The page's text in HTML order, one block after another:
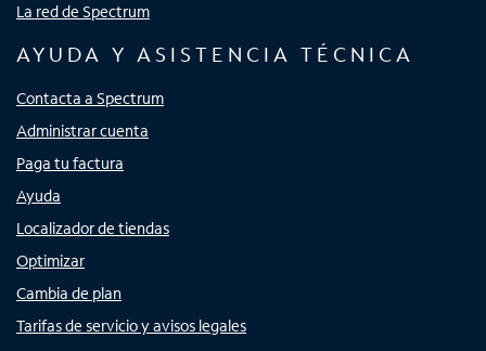
La red de Spectrum
AYUDA Y ASISTENCIA TÉCNICA
Contacta a Spectrum
Administrar cuenta
Paga tu factura
Ayuda
Localizador de tiendas
Optimizar
Cambia de plan
Tarifas de servicio y avisos legales